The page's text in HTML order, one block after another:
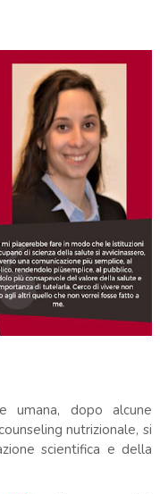
umana, dopo alcune
nutrizionale, si
scientifica e della